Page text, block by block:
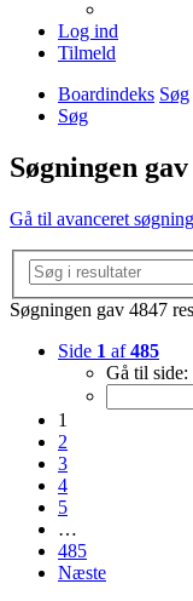
Log ind
Tilmeld
Boardindeks Søg
Søg
Søgningen
Gå til avanceret søgning
Søgningen gav 4847
Side 1 af485
Gå til side:
1
2
3
4
5
…
485
Næste